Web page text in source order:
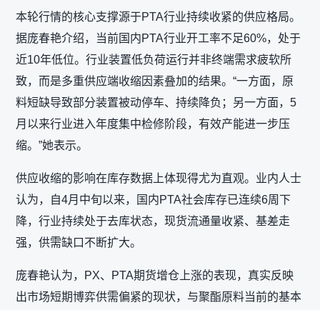
本轮行情的核心支撑源于PTA行业持续收紧的供应格局。
据庞春艳介绍，当前国内PTA行业开工率不足60%，处于
近10年低位。行业装置低负荷运行并非终端需求疲软所
致，而是多重供应端收缩因素叠加的结果。“一方面，原
料短缺导致部分装置被动停车、持续降负；另一方面，5
月以来行业进入年度集中检修阶段，有效产能进一步压
缩。”她表示。
供应收缩的影响在库存数据上体现得尤为直观。业内人士
认为，自4月中旬以来，国内PTA社会库存已连续6周下
降，行业持续处于去库状态，现货流通量收紧、基差走
强，供需缺口不断扩大。
庞春艳认为，PX、PTA期货增仓上涨的表现，真实反映
出市场短期博弈供需偏紧的现状，与聚酯原料当前的基本